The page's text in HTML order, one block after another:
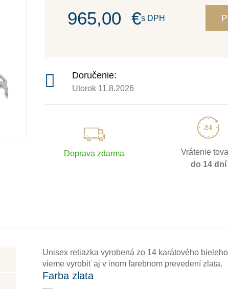
965,00 €s DPH
Doručenie:
Utorok 11.8.2026
Doprava zdarma
Vrátenie
do 14 dní
Unisex retiazka vyrobená zo 14 karátového
vieme vyrobiť aj v inom farebnom prevedení zlata.
Farba zlata